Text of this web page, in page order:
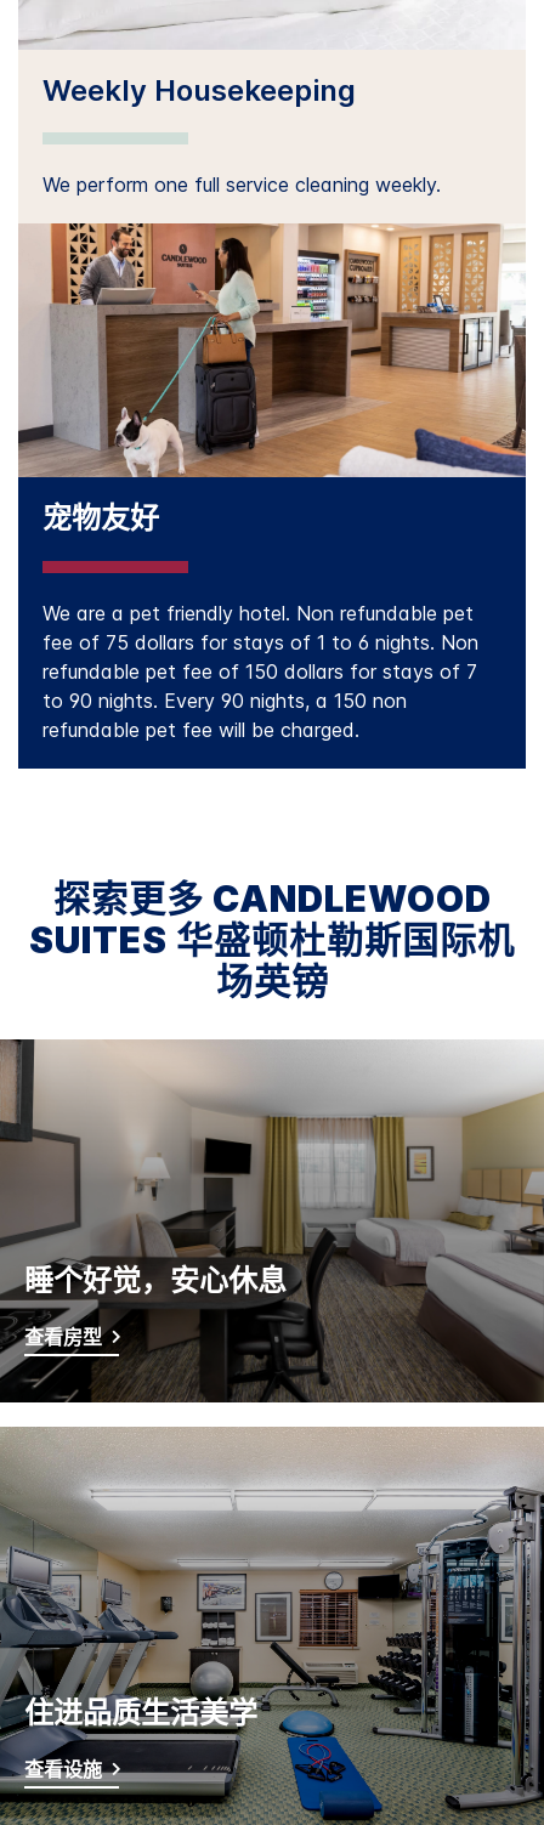
Weekly Housekeeping
We perform one full service cleaning weekly.
宠物友好
We are a pet friendly hotel. Non refundable pet
fee of 75 dollars for stays of 1 to 6 nights. Non
refundable pet fee of 150 dollars for stays of 7
to 90 nights. Every 90 nights, a 150 non
refundable pet fee will be charged.
探索更多 CANDLEWOOD
SUITES 华盛顿杜勒斯国际机
场英镑
睡个好觉，安心休息
查看房型
住进品质生活美学
查看设施